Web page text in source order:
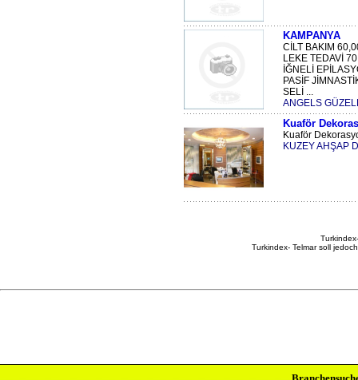
KAMPANYA
CİLT BAKIM
LEKE TEDAVİ
İĞNELİ
PASİF
SELİ ...
ANGELS
Kuaför
Kuaför
KUZEY AHŞAP
Turkindex- Telmar soll